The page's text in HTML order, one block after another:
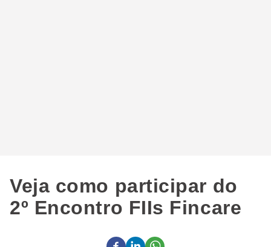
Veja como participar do
2º Encontro FIIs Fincare